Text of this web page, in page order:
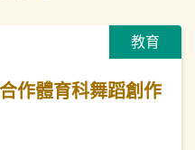
教育
作體育科舞蹈創作